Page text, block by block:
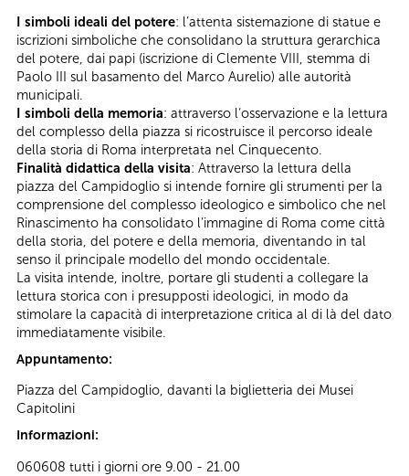
I simboli ideali del potere: l’attenta sistemazione di statue e
iscrizioni simboliche che consolidano la struttura gerarchica
del potere, dai papi (iscrizione di Clemente VIII, stemma di
Paolo III sul basamento del Marco Aurelio) alle autorità
municipali.
I simboli della memoria: attraverso l‘osservazione e la lettura
del complesso della piazza si ricostruisce il percorso ideale
della storia di Roma interpretata nel Cinquecento.
Finalità didattica della visita: Attraverso la lettura della
piazza del Campidoglio si intende fornire gli strumenti per la
comprensione del complesso ideologico e simbolico che nel
Rinascimento ha consolidato l’immagine di Roma come città
della storia, del potere e della memoria, diventando in tal
senso il principale modello del mondo occidentale.
La visita intende, inoltre, portare gli studenti a collegare la
lettura storica con i presupposti ideologici, in modo da
stimolare la capacità di interpretazione critica al di là del dato
immediatamente visibile.
Appuntamento:
Piazza del Campidoglio, davanti la biglietteria dei Musei
Capitolini
Informazioni:
060608 tutti i giorni ore 9.00 - 21.00